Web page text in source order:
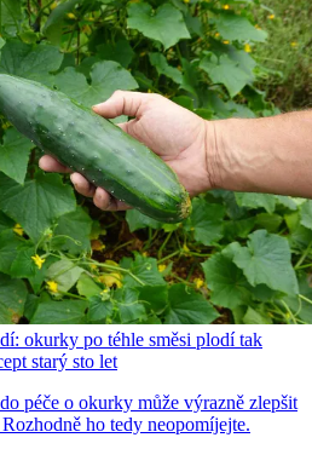
okurky po téhle směsi plodí tak
starý sto let
péče o okurky může výrazně zlepšit
ho tedy neopomíjejte.